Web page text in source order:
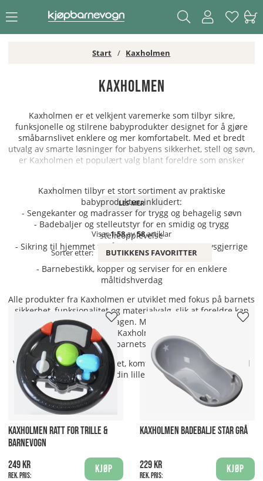
Start Kaxholmen
Kaxholmen
Kaxholmen er et velkjent varemerke som tilbyr sikre,
funksjonelle og stilrene babyprodukter designet for å gjøre
småbarnslivet enklere og mer komfortabelt. Med et bredt
utvalg av smarte løsninger for babyens sikkerhet, stell og søvn,
er Kaxholmen et populært valg blant foreldre som ønsker
Kaxholmen tilbyr et stort sortiment av praktiske
babyprodukter, inkludert:
- Sengekanter og madrasser for trygg og behagelig søvn
- Badebaljer og stelleutstyr for en smidig og trygg
stelleopplevelse
- Sikring til hjemmet for å gjøre miljøet trygt for nysgjerrige
små
- Barnebestikk, kopper og serviser for en enklere
måltidshverdag
Alle produkter fra Kaxholmen er utviklet med fokus på barnets
sikkerhet, funksjonalitet og materialvalg, slik at foreldre kan
føle seg trygge i hverdagen. Med moderne design og
slitesterke materialer, er Kaxholmen en pålitelige partner
gjennom barnets første år.
Velg Kaxholmen for trygghet, komfort og smarte løsninger til
din lille!
Visar1-58av58artiklar
Sorter etter:
BUTIKKENS FAVORITTER
KAXHOLMEN RATT FOR TRILLE &
BARNEVOGN
249 kr
Rek. pris:
Kjøp
KAXHOLMEN BADEBALJE STAR GRÅ
229 kr
Rek. pris:
Kjøp